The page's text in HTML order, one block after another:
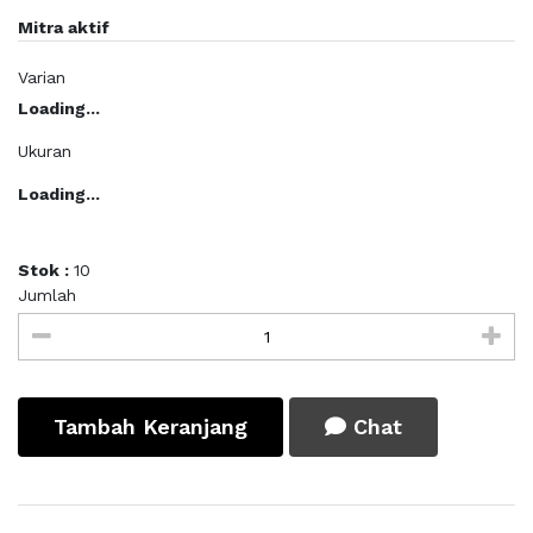
Mitra aktif
Varian
Loading...
Ukuran
Loading...
Stok : 10
Jumlah
Tambah Keranjang Chat